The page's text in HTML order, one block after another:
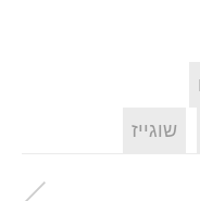
שוגייז